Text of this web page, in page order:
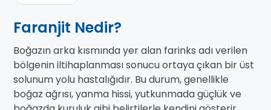
Faranjit Nedir?
Boğazın arka kısmında yer alan farinks adı verilen
bölgenin iltihaplanması sonucu ortaya çıkan bir üst
solunum yolu hastalığıdır. Bu durum, genellikle
boğaz ağrısı, yanma hissi, yutkunmada güçlük ve